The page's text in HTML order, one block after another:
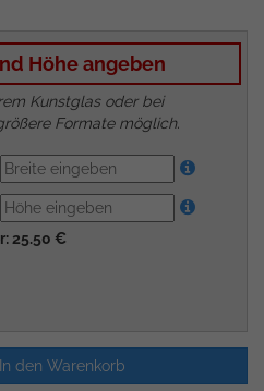
Höhe angeben
Kunstglas oder bei
Formate möglich.
25.50 €
den Warenkorb